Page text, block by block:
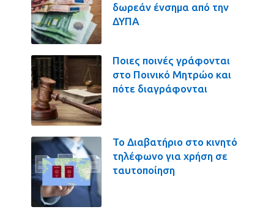
δωρεάν ένσημα από την
ΔΥΠΑ
Ποιες ποινές γράφονται
στο Ποινικό Μητρώο και
πότε διαγράφονται
Το Διαβατήριο στο κινητό
τηλέφωνο για χρήση σε
ταυτοποίηση